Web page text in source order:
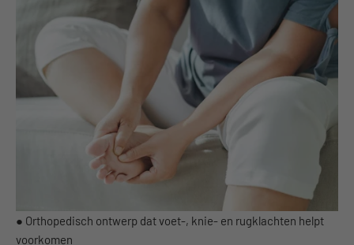
● Orthopedisch ontwerp dat voet-, knie- en rugklachten helpt
voorkomen